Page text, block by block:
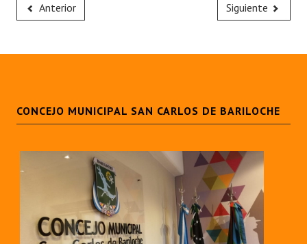
Anterior Siguiente
CONCEJO MUNICIPAL SAN CARLOS DE BARILOCHE